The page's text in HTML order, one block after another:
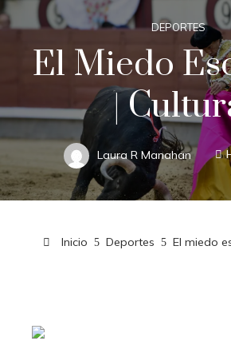
DEPORTES
El Miedo
|
Laura R Manahan
Inicio Deportes El miedo